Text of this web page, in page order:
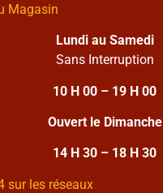
Magasin
Lundi au Samedi
Sans Interruption
10 H 00 – 19 H 00
Ouvert le Dimanche
14 H 30 – 18 H 30
sur les réseaux